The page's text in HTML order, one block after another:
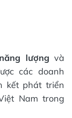
lượng và
các doanh
kết phát triển
Nam trong